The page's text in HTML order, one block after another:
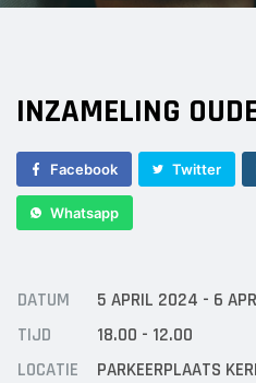
Sponsor
INZAMELING
Facebook Twitter
Whatsapp
DATUM
5 APRIL 2024 - 6
TIJD
18.00 - 12.00
LOCATIE
PARKEERPLAATS